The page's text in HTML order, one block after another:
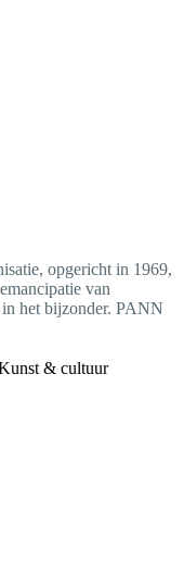
opgericht in 1969,
van
het bijzonder. PANN
& cultuur